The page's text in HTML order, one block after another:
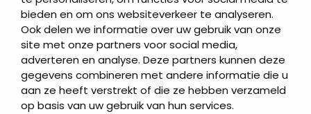
bieden en om ons websiteverkeer te analyseren.
Ook delen we informatie over uw gebruik van onze
site met onze partners voor social media,
adverteren en analyse. Deze partners kunnen deze
gegevens combineren met andere informatie die u
aan ze heeft verstrekt of die ze hebben verzameld
op basis van uw gebruik van hun services.
Direct naar
Grafstenen
As artikelen
Urngrafmonumenten